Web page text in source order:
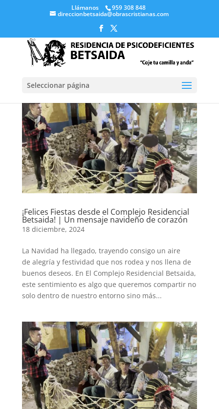
Llámanos 959 308 848
direccionbetsaida@obrascristianas.com
Seleccionar página
¡Felices Fiestas desde el Complejo Residencial
Betsaida! | Un mensaje navideño de corazón
18 diciembre, 2024
La Navidad ha llegado, trayendo consigo un aire
de alegría y festividad que nos rodea y nos llena de
buenos deseos. En El Complejo Residencial Betsaida,
este sentimiento es algo que queremos compartir no
solo dentro de nuestro entorno sino más...